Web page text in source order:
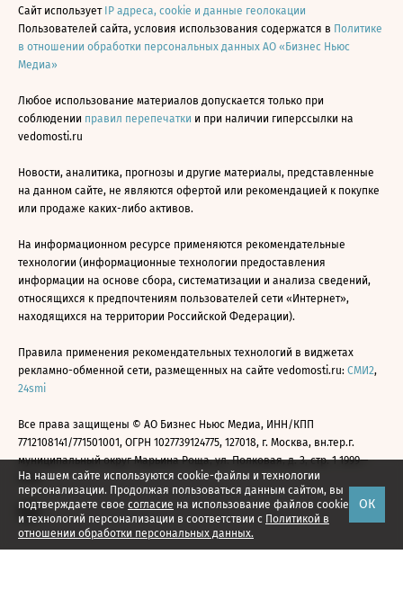
На нашем сайте используются cookie-файлы и технологии
персонализации. Продолжая пользоваться данным сайтом, вы
подтверждаете свое согласие на использование файлов cookie
и технологий персонализации в соответствии с Политикой в
отношении обработки персональных данных.
ОК
Сайт использует IP адреса, cookie и данные геолокации
Пользователей сайта, условия использования содержатся в Политике
в отношении обработки персональных данных АО «Бизнес Ньюс
Медиа»
Любое использование материалов допускается только при
соблюдении правил перепечатки и при наличии гиперссылки на
vedomosti.ru
Новости, аналитика, прогнозы и другие материалы, представленные
на данном сайте, не являются офертой или рекомендацией к покупке
или продаже каких-либо активов.
На информационном ресурсе применяются рекомендательные
технологии (информационные технологии предоставления
информации на основе сбора, систематизации и анализа сведений,
относящихся к предпочтениям пользователей сети «Интернет»,
находящихся на территории Российской Федерации).
Правила применения рекомендательных технологий в виджетах
рекламно-обменной сети, размещенных на сайте vedomosti.ru: СМИ2,
24smi
Все права защищены © АО Бизнес Ньюс Медиа, ИНН/КПП
7712108141/771501001, ОГРН 1027739124775, 127018, г. Москва, вн.тер.г.
муниципальный округ Марьина Роща, ул. Полковая, д. 3, стр. 1 1999—
2026